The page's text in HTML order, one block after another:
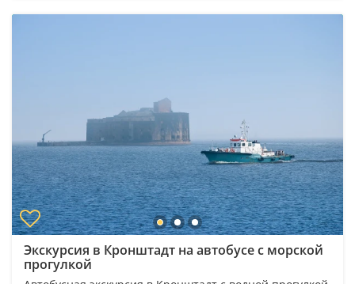
Экскурсия в Кронштадт на автобусе с морской
прогулкой